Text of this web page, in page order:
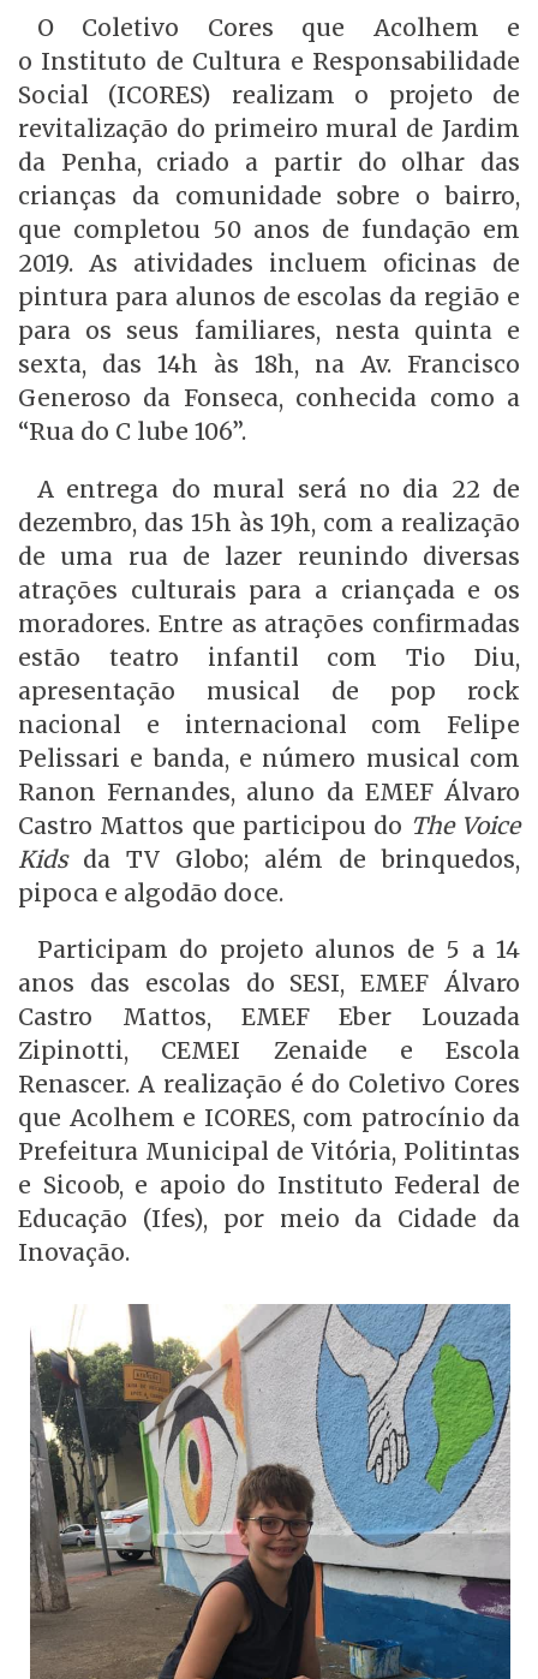
O Coletivo Cores que Acolhem e
o Instituto de Cultura e Responsabilidade
Social (ICORES) realizam o projeto de
revitalização do primeiro mural de Jardim
da Penha, criado a partir do olhar das
crianças da comunidade sobre o bairro,
que completou 50 anos de fundação em
2019. As atividades incluem oficinas de
pintura para alunos de escolas da região e
para os seus familiares, nesta quinta e
sexta, das 14h às 18h, na Av. Francisco
Generoso da Fonseca, conhecida como a
“Rua do C lube 106”.
A entrega do mural será no dia 22 de
dezembro, das 15h às 19h, com a realização
de uma rua de lazer reunindo diversas
atrações culturais para a criançada e os
moradores. Entre as atrações confirmadas
estão teatro infantil com Tio Diu,
apresentação musical de pop rock
nacional e internacional com Felipe
Pelissari e banda, e número musical com
Ranon Fernandes, aluno da EMEF Álvaro
Castro Mattos que participou do The Voice
Kidsda TV Globo; além de brinquedos,
pipoca e algodão doce.
Participam do projeto alunos de 5 a 14
anos das escolas do SESI, EMEF Álvaro
Castro Mattos, EMEF Eber Louzada
Zipinotti, CEMEI Zenaide e Escola
Renascer. A realização é do Coletivo Cores
que Acolhem e ICORES, com patrocínio da
Prefeitura Municipal de Vitória, Politintas
e Sicoob, e apoio do Instituto Federal de
Educação (Ifes), por meio da Cidade da
Inovação.